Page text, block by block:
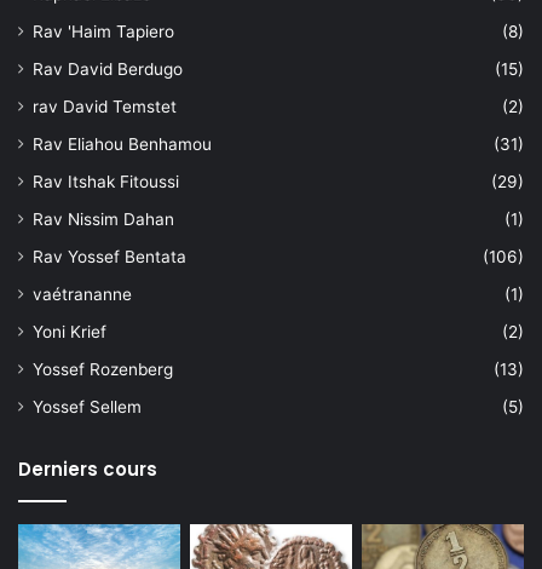
Rav 'Haim Tapiero
(8)
Rav David Berdugo
(15)
rav David Temstet
(2)
Rav Eliahou Benhamou
(31)
Rav Itshak Fitoussi
(29)
Rav Nissim Dahan
(1)
Rav Yossef Bentata
(106)
vaétrananne
(1)
Yoni Krief
(2)
Yossef Rozenberg
(13)
Yossef Sellem
(5)
Derniers cours